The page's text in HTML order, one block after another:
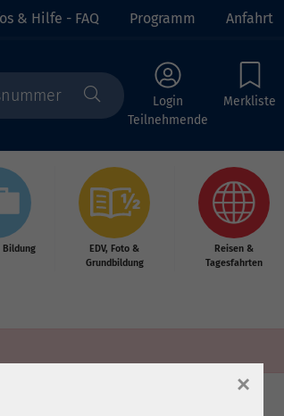
& Hilfe - FAQ Programm Anfahrt
Login
Teilnehmende
Merkliste
Bildung
EDV, Foto &
Grundbildung
Reisen &
Tagesfahrten
×